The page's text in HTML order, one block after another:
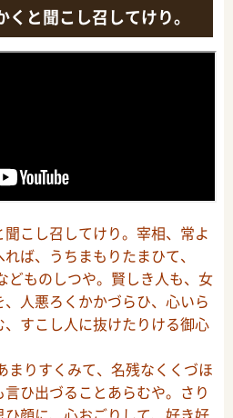
と聞こし召してけり。
こし召してけり。宰相、常よ
ば、うちまもりたまひて、
ものしつや。賢しき人も、女
人悪ろくかかづらひ、心いら
すこし人に抜けたりける御心
りすくみて、名残なくくづほ
ひ出づることあらむや。さり